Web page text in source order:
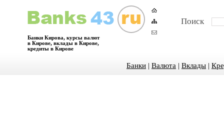
Банки Кирова, курсы валют
в Кирове, вклады в Кирове,
кредиты в Кирове
Поиск
Банки | Валюта | Вклады |